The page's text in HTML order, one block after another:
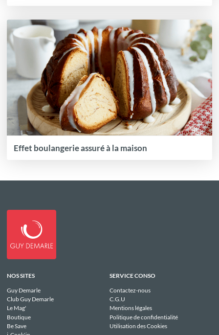
Effet boulangerie assuré à la maison
NOS SITES
Guy Demarle
Club Guy Demarle
Le Mag'
Boutique
Be Save
SERVICE CONSO
Contactez-nous
C.G.U
Mentions légales
Politique de confidentialité
Utilisation des Cookies